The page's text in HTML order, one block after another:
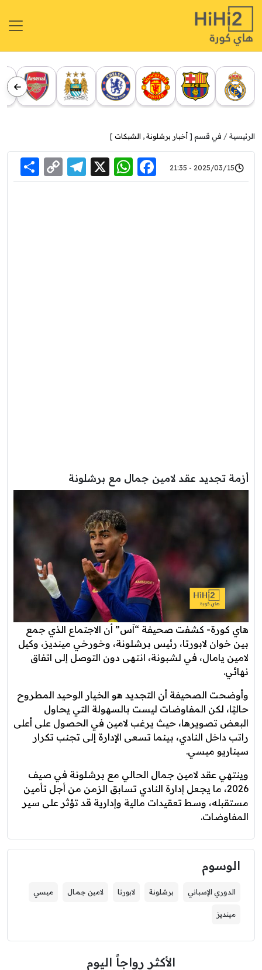
الرئيسية في قسم [ أخبار برشلونة , الشبكات ]
2025/03/15 - 21:35
Facebook
WhatsApp
X
Link
أزمة تجديد عقد لامين جمال مع برشلونة
هاي كورة- كشفت صحيفة “اَس” أن الاجتماع الذي جمع
بين خوان لابورتا، رئيس برشلونة، وخورخي مينديز، وكيل
لامين يامال، في لشبونة، انتهى دون التوصل إلى اتفاق
نهائي.
وأوضحت الصحيفة أن التجديد هو الخيار الوحيد المطروح
حاليًا، لكن المفاوضات ليست بالسهولة التي يحاول
البعض تصويرها، حيث يرغب لامين في الحصول على أعلى
راتب داخل النادي، بينما تسعى الإدارة إلى تجنب تكرار
سيناريو ميسي.
وينتهي عقد لامين جمال الحالي مع برشلونة في صيف
2026، ما يجعل إدارة النادي تسابق الزمن من أجل تأمين
مستقبله، وسط تعقيدات مالية وإدارية قد تؤثر على سير
المفاوضات.
الوسوم
الدوري الإسباني برشلونة لابورتا لامين جمال ميسي
مينديز
الأكثر رواجاً اليوم